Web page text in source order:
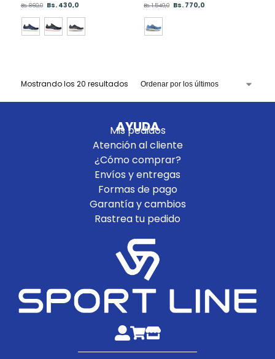
Bs.860,0 Bs. 430,0 Bs.1.540,0 Bs. 770,0
Mostrando los 20 resultados
AYUDA
Mis pedidos
Atención al cliente
¿Cómo comprar?
Envíos y entregas
Formas de pago
Garantía y cambios
Rastrea tu pedido